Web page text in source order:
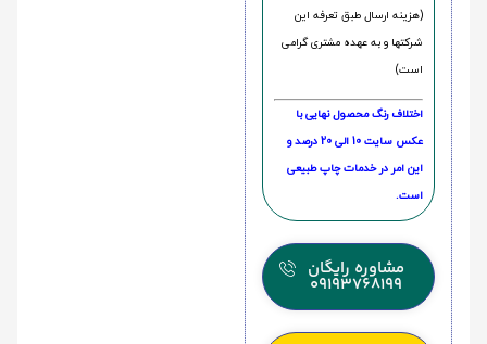
(هزینه ارسال طبق تعرفه این
شرکتها و به عهده مشتری گرامی
است)
اختلاف رنگ محصول نهایی با
عکس سایت 10 الی 20 درصد و
این امر در خدمات چاپ طبیعی
است.
مشاوره رایگان
09193768199